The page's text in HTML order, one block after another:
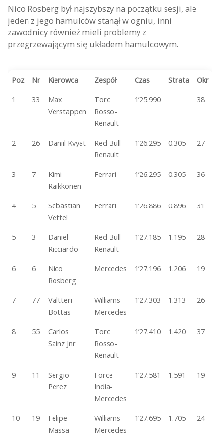
Nico Rosberg był najszybszy na początku sesji, ale
jeden z jego hamulców stanął w ogniu, inni
zawodnicy również mieli problemy z
przegrzewającym się układem hamulcowym.
Poz Nr Kierowca Zespół Czas Strata
Okr
1
33
Max
Verstappen
Toro
Rosso-
Renault
1’25.990 38
2 26 Daniil Kvyat
Red Bull-
Renault
1’26.295 0.305 27
3 7
Kimi
Raikkonen
Ferrari 1’26.295 0.305 36
4 5
Sebastian
Vettel
Ferrari 1’26.886 0.896 31
5 3
Daniel
Ricciardo
Red Bull-
Renault
1’27.185 1.195 28
6 6
Nico
Rosberg
Mercedes 1’27.196 1.206 19
7 77
Valtteri
Bottas
Williams-
Mercedes
1’27.303 1.313 26
8 55
Carlos
Sainz Jnr
Toro
Rosso-
Renault
1’27.410 1.420 37
9 11
Sergio
Perez
Force
India-
Mercedes
1’27.581 1.591 19
10 19
Felipe
Massa
Williams-
Mercedes
1’27.695 1.705 24